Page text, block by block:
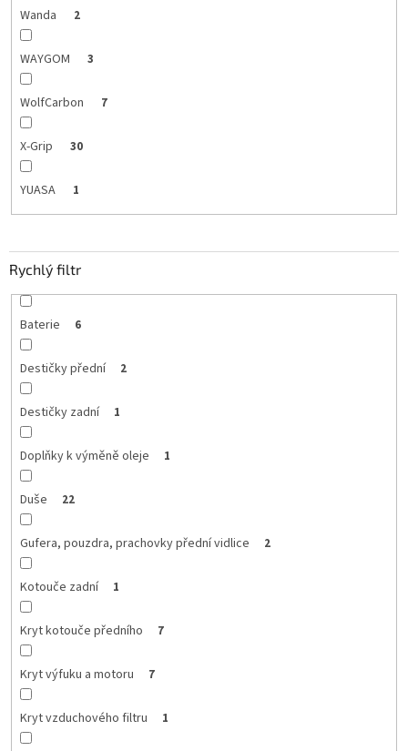
Wanda 2
WAYGOM 3
WolfCarbon 7
X-Grip 30
YUASA 1
Rychlý filtr
Baterie 6
Destičky přední 2
Destičky zadní 1
Doplňky k výměně oleje 1
Duše 22
Gufera, pouzdra, prachovky přední vidlice 2
Kotouče zadní 1
Kryt kotouče předního 7
Kryt výfuku a motoru 7
Kryt vzduchového filtru 1